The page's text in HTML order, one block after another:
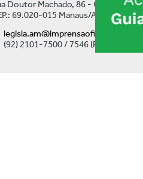
Doutor Machado, 86 - Centro
69.020-015 Manaus/AM
legisla.am@imprensaoficial.am.gov.br
(92) 2101-7500 / 7546 (Ramal)